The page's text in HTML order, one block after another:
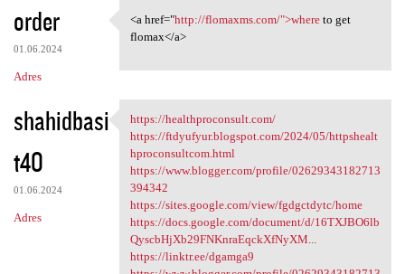
order
01.06.2024
Adres
<a href="http://flomaxms.com/
<a href="http://flomaxms.com/">whereto get
flomax</a>
shahidbasi
t40
01.06.2024
Adres
https://healthproconsult.com/
https://healthproconsult.com/
https://ftdyufyur.blogspot.com/2024/05/httpshealt
hproconsultcom.html
https://www.blogger.com/profile/02629343182713
394342
https://sites.google.com/view/fgdgctdytc/home
https://docs.google.com/document/d/16TXJBO6lb
QyscbHjXb29FNKnraEqckXfNyXM...
https://linktr.ee/dgamga9